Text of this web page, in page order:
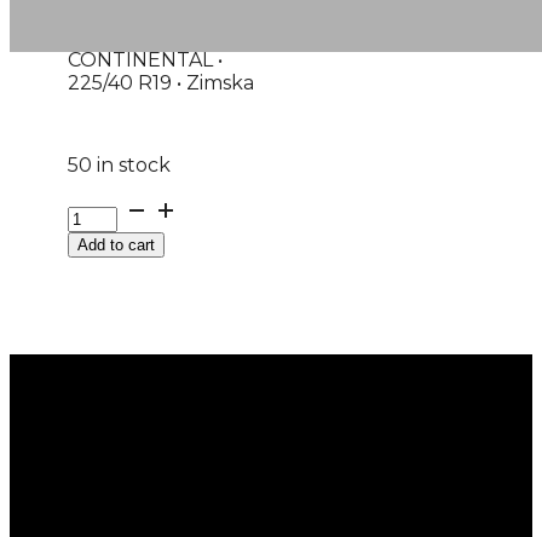
CONTINENTAL •
225/40 R19 • Zimska
50 in stock
G225/40R19
93V
XLAdd to cart